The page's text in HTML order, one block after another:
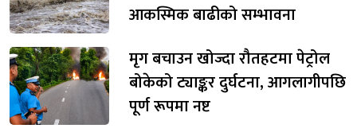
आकस्मिक बाढीको सम्भावना
मृग बचाउन खोज्दा रौतहटमा पेट्रोल
बोकेको ट्याङ्कर दुर्घटना, आगलागीपछि
पूर्ण रूपमा नष्ट